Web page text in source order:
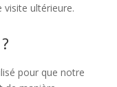
visite ultérieure.
pour que notre